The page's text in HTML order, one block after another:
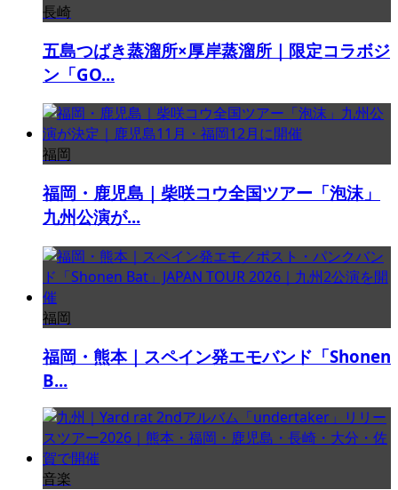
長崎
五島つばき蒸溜所×厚岸蒸溜所｜限定コラボジ
ン「GO...
福岡
福岡・鹿児島｜柴咲コウ全国ツアー「泡沫」
九州公演が...
福岡
福岡・熊本｜スペイン発エモバンド「Shonen
B...
音楽